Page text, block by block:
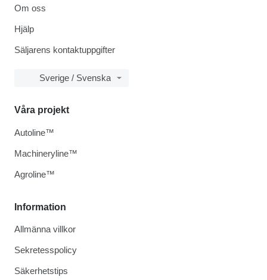
Om oss
Hjälp
Säljarens kontaktuppgifter
Sverige / Svenska
Information
Allmänna villkor
Sekretesspolicy
Säkerhetstips
Våra projekt
Autoline™
Machineryline™
Agroline™